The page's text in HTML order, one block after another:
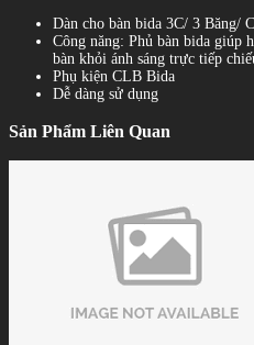
Dàn cho bàn bida 3C/ 3 Băng/
Công năng: Phủ bàn bida giúp
bàn khỏi ánh sáng trực tiếp
Phụ kiện CLB Bida
Dễ dàng sử dụng
Sản Phẩm Liên Quan